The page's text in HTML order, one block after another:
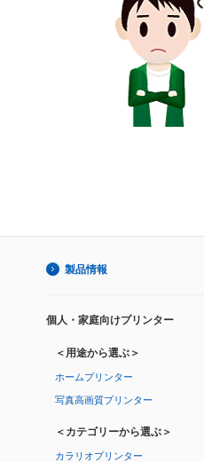
製品情報
個人・家庭向けプリンター
＜用途から選ぶ＞
ホームプリンター
写真高画質プリンター
＜カテゴリーから選ぶ＞
カラリオプリンター